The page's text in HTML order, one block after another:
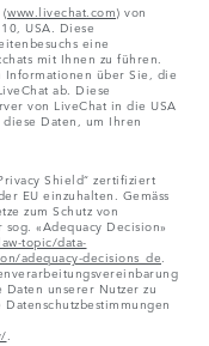
www.livechat.com) von
USA. Diese
eine
mit Ihnen zu führen.
Informationen über Sie, die
ab. Diese
von LiveChat in die USA
Daten, um Ihren
Shield“ zertifiziert
EU einzuhalten. Gemäss
zum Schutz von
«Adequacy Decision»
topic/data-
adequacy-decisions_de.
unserer Nutzer zu
.